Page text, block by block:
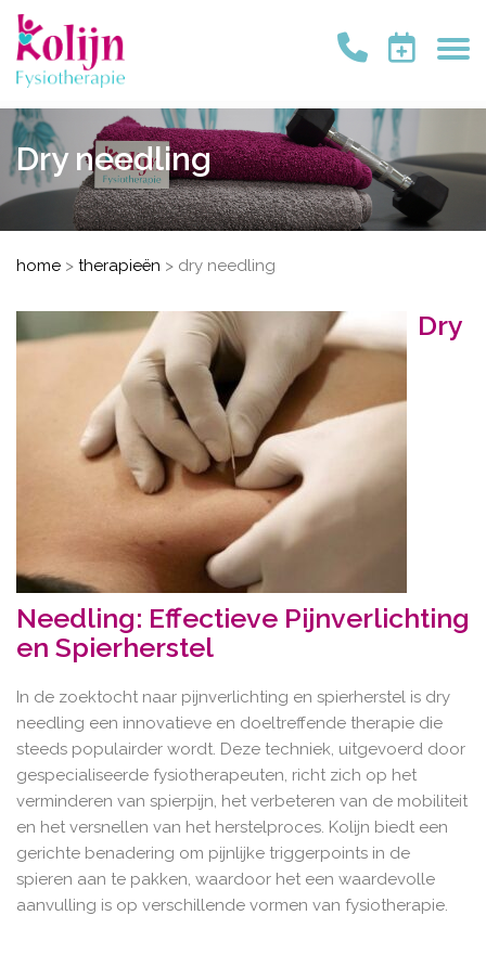
Dry needling
home > therapieën > dry needling
Dry
Needling: Effectieve Pijnverlichting
en Spierherstel
In de zoektocht naar pijnverlichting en spierherstel is dry
needling een innovatieve en doeltreffende therapie die
steeds populairder wordt. Deze techniek, uitgevoerd door
gespecialiseerde fysiotherapeuten, richt zich op het
verminderen van spierpijn, het verbeteren van de mobiliteit
en het versnellen van het herstelproces. Kolijn biedt een
gerichte benadering om pijnlijke triggerpoints in de
spieren aan te pakken, waardoor het een waardevolle
aanvulling is op verschillende vormen van fysiotherapie.